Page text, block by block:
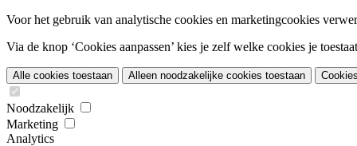
Voor het gebruik van analytische cookies en marketingcookies
Via de knop ‘Cookies aanpassen’ kies je zelf welke cookies je
Alle cookies toestaan Alleen noodzakelijke cookies toestaan
Noodzakelijk
Marketing
Analytics